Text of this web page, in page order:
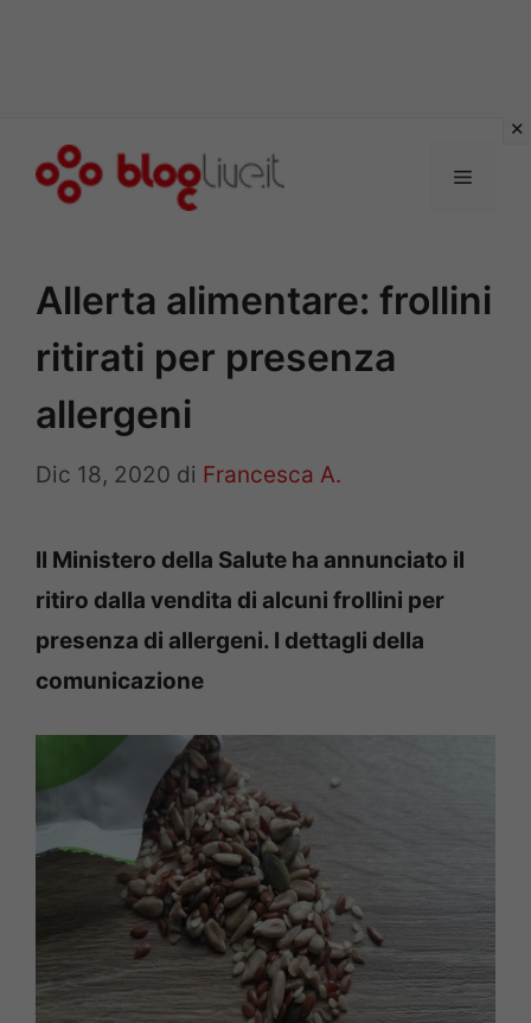
Menu
Allerta alimentare: frollini
ritirati per presenza
allergeni
Dic 18, 2020 di Francesca A.
Il Ministero della Salute ha annunciato il
ritiro dalla vendita di alcuni frollini per
presenza di allergeni. I dettagli della
comunicazione